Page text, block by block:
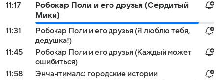
11:17
Робокар Поли и его друзья (Сердитый
Мики)
11:31
Робокар Поли и его друзья (Я люблю тебя,
дедушка!)
11:45
Робокар Поли и его друзья (Каждый может
ошибиться)
11:58
Энчантималс: городские истории